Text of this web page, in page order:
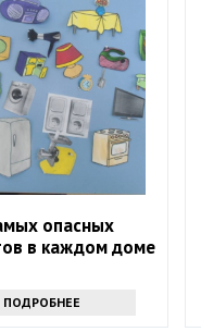
опасных
в каждом доме
ПОДРОБНЕЕ